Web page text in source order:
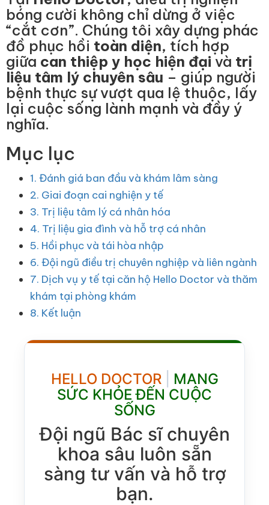
bóng cười không chỉ dừng ở việc
“cắt cơn”. Chúng tôi xây dựng phác
đồ phục hồi toàn diện, tích hợp
giữa can thiệp y học hiện đại và trị
liệu tâm lý chuyên sâu – giúp người
bệnh thực sự vượt qua lệ thuộc, lấy
lại cuộc sống lành mạnh và đầy ý
nghĩa.
Mục lục
1. Đánh giá ban đầu và khám lâm sàng
2. Giai đoạn cai nghiện y tế
3. Trị liệu tâm lý cá nhân hóa
4. Trị liệu gia đình và hỗ trợ cá nhân
5. Hồi phục và tái hòa nhập
6. Đội ngũ điều trị chuyên nghiệp và liên ngành
7. Dịch vụ y tế tại căn hộ Hello Doctor và thăm
khám tại phòng khám
8. Kết luận
HELLO DOCTOR
MANG
SỨC KHỎE ĐẾN CUỘC
SỐNG
Đội ngũ Bác sĩ chuyên
khoa sâu luôn sẵn
sàng tư vấn và hỗ trợ
bạn.